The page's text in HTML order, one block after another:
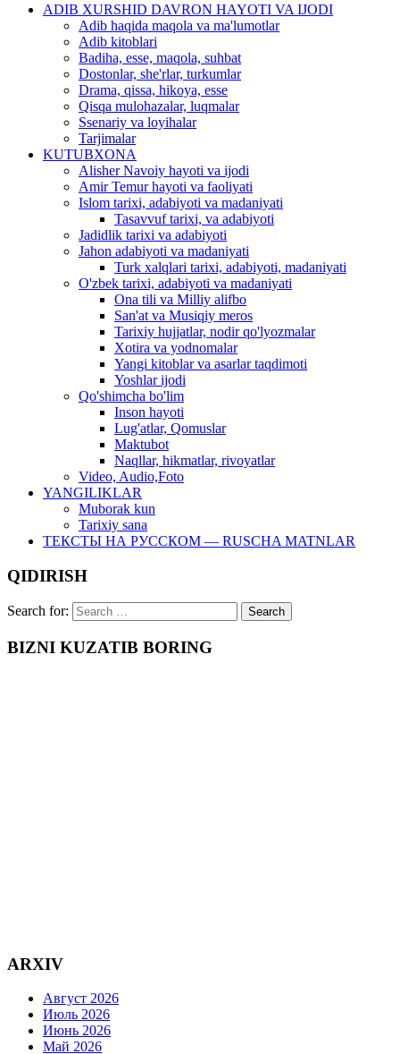
ADIB XURSHID DAVRON HAYOTI VA IJODI
Adib haqida maqola va ma'lumotlar
Adib kitoblari
Badiha, esse, maqola, suhbat
Dostonlar, she'rlar, turkumlar
Drama, qissa, hikoya, esse
Qisqa mulohazalar, luqmalar
Ssenariy va loyihalar
Tarjimalar
KUTUBXONA
Alisher Navoiy hayoti va ijodi
Amir Temur hayoti va faoliyati
Islom tarixi, adabiyoti va madaniyati
Tasavvuf tarixi, va adabiyoti
Jadidlik tarixi va adabiyoti
Jahon adabiyoti va madaniyati
Turk xalqlari tarixi, adabiyoti, madaniyati
O'zbek tarixi, adabiyoti va madaniyati
Ona tili va Milliy alifbo
San'at va Musiqiy meros
Tarixiy hujjatlar, nodir qo'lyozmalar
Xotira va yodnomalar
Yangi kitoblar va asarlar taqdimoti
Yoshlar ijodi
Qo'shimcha bo'lim
Inson hayoti
Lug'atlar, Qomuslar
Maktubot
Naqllar, hikmatlar, rivoyatlar
Video, Audio,Foto
YANGILIKLAR
Muborak kun
Tarixiy sana
ТЕКСТЫ НА РУССКОМ — RUSCHA MATNLAR
QIDIRISH
Search for:
BIZNI KUZATIB BORING
ARXIV
Август 2026
Июль 2026
Июнь 2026
Май 2026